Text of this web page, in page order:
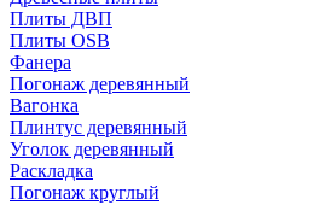
Плиты ДВП
Плиты OSB
Фанера
Погонаж деревянный
Вагонка
Плинтус деревянный
Уголок деревянный
Раскладка
Погонаж круглый